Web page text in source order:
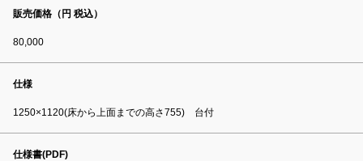
販売価格（円 税込）
80,000
仕様
1250×1120(床から上面までの高さ755) 台付
仕様書(PDF)